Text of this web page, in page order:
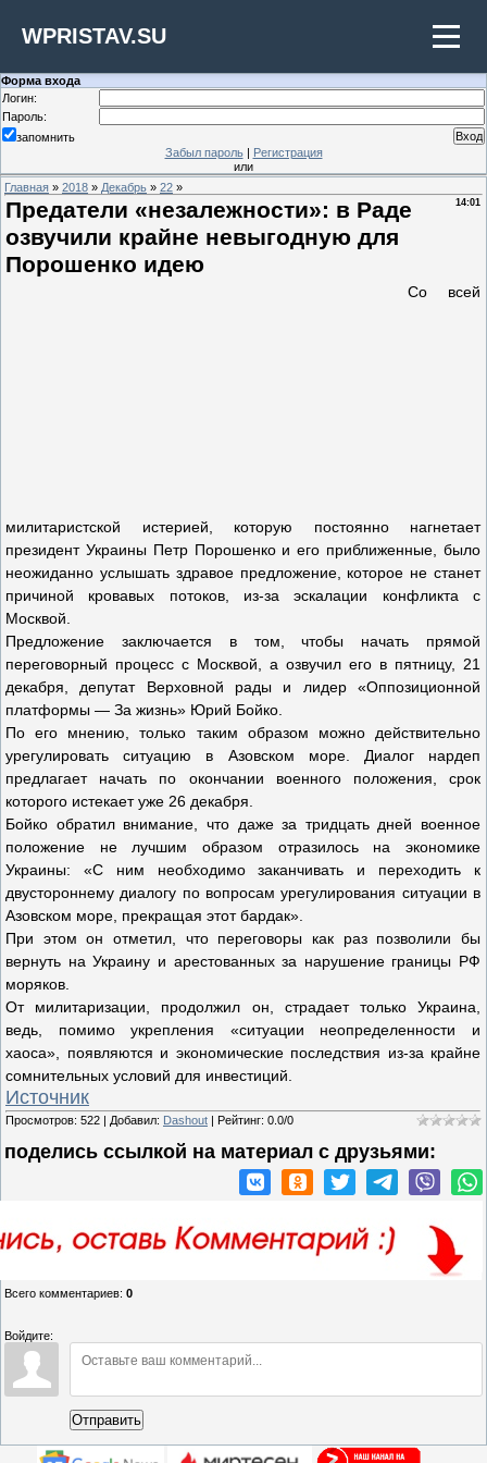
WPRISTAV.SU
Форма входа
Логин:
Пароль:
запомнить
Забыл пароль| Регистрация
или
Главная » 2018 » Декабрь » 22 »
14:01
Предатели «незалежности»: в Раде
озвучили крайне невыгодную для
Порошенко идею
Со всей
милитаристской истерией, которую постоянно нагнетает
президент Украины Петр Порошенко и его приближенные, было
неожиданно услышать здравое предложение, которое не станет
причиной кровавых потоков, из-за эскалации конфликта с
Москвой.
Предложение заключается в том, чтобы начать прямой
переговорный процесс с Москвой, а озвучил его в пятницу, 21
декабря, депутат Верховной рады и лидер «Оппозиционной
платформы — За жизнь» Юрий Бойко.
По его мнению, только таким образом можно действительно
урегулировать ситуацию в Азовском море. Диалог нардеп
предлагает начать по окончании военного положения, срок
которого истекает уже 26 декабря.
Бойко обратил внимание, что даже за тридцать дней военное
положение не лучшим образом отразилось на экономике
Украины: «С ним необходимо заканчивать и переходить к
двустороннему диалогу по вопросам урегулирования ситуации в
Азовском море, прекращая этот бардак».
При этом он отметил, что переговоры как раз позволили бы
вернуть на Украину и арестованных за нарушение границы РФ
моряков.
От милитаризации, продолжил он, страдает только Украина,
ведь, помимо укрепления «ситуации неопределенности и
хаоса», появляются и экономические последствия из-за крайне
сомнительных условий для инвестиций.
Источник
Просмотров: 522 | Добавил: Dashout | Рейтинг: 0.0/0
поделись ссылкой на материал c друзьями:
Всего комментариев: 0
Войдите:
Отправить